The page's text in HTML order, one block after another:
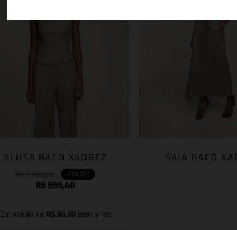
BLUSA BACO XADREZ
-70% OFF
R$599,40
Em até 6x de R$99,90sem juros
SAIA BACO